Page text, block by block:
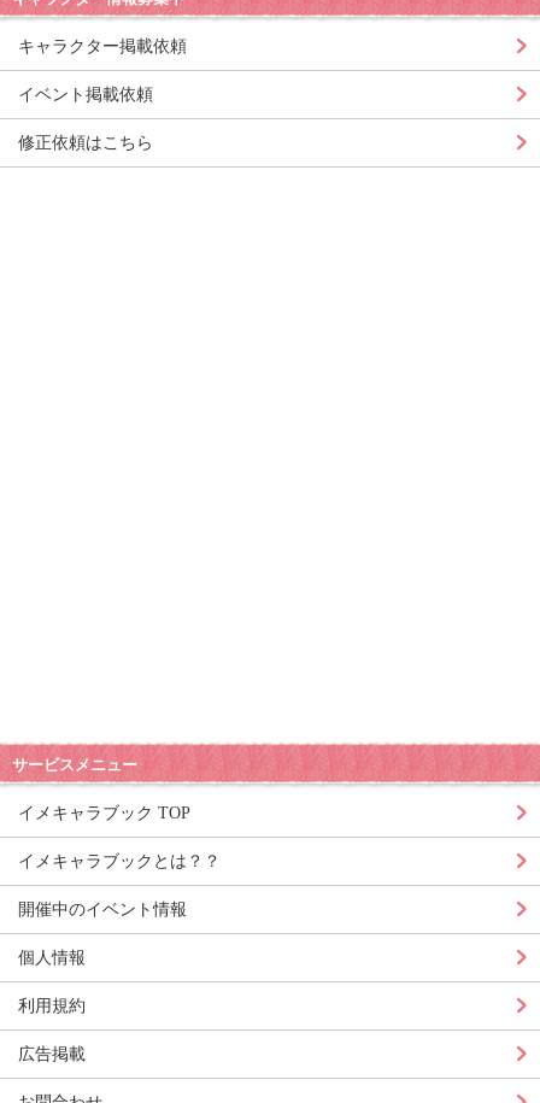
キャラクター掲載依頼
イベント掲載依頼
修正依頼はこちら
サービスメニュー
イメキャラブック TOP
イメキャラブックとは？？
開催中のイベント情報
個人情報
利用規約
広告掲載